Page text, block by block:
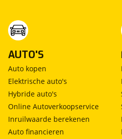
AUTO'S
Auto kopen
Elektrische auto's
Hybride auto's
Online Autoverkoopservice
Inruilwaarde berekenen
Auto financieren